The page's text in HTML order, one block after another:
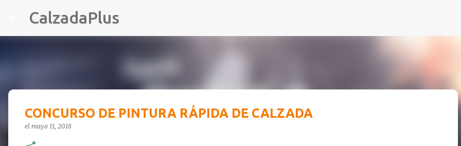
CalzadaPlus
CONCURSO DE PINTURA RÁPIDA DE CALZADA
el mayo 11, 2018